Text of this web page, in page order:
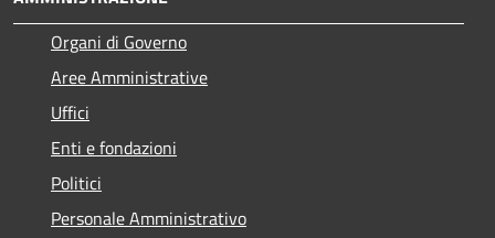
Organi di Governo
Aree Amministrative
Uffici
Enti e fondazioni
Politici
Personale Amministrativo